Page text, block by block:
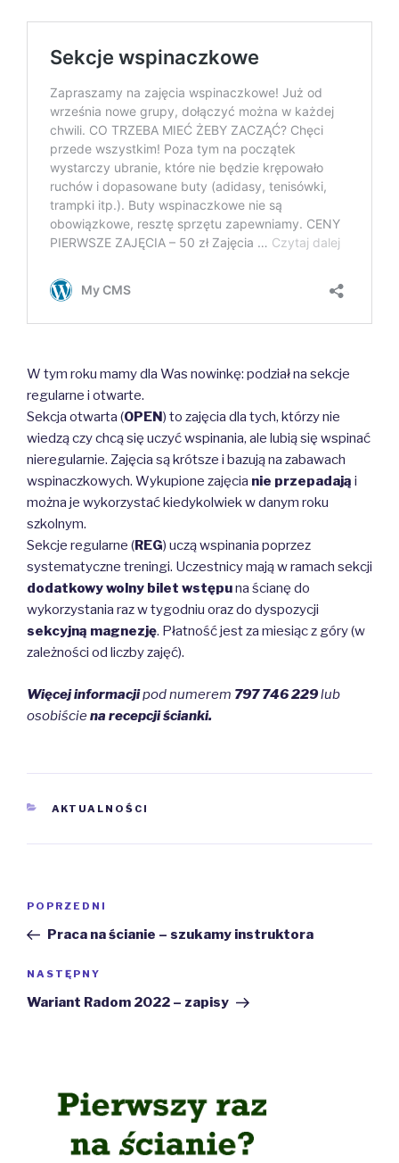
W tym roku mamy dla Was nowinkę: podział na sekcje
regularne i otwarte.
Sekcja otwarta (OPEN ) to zajęcia dla tych, którzy nie
wiedzą czy chcą się uczyć wspinania, ale lubią się wspinać
nieregularnie. Zajęcia są krótsze i bazują na zabawach
wspinaczkowych. Wykupione zajęcia nie przepadają i
można je wykorzystać kiedykolwiek w danym roku
szkolnym.
Sekcje regularne (REG) uczą wspinania poprzez
systematyczne treningi. Uczestnicy mają w ramach sekcji
dodatkowy wolny bilet wstępuna ścianę do
wykorzystania raz w tygodniu oraz do dyspozycji
sekcyjną magnezję. Płatność jest za miesiąc z góry (w
zależności od liczby zajęć).
Więcej informacjipod numerem 797 746 229lub
osobiściena recepcji ścianki.
KATEGORIE
AKTUALNOŚCI
Poprzedni
wpis
POPRZEDNI
Praca na ścianie – szukamy instruktora
Następny
wpis
NASTĘPNY
Wariant Radom 2022 – zapisy